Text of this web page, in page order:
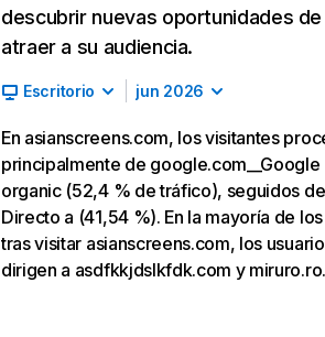
descubrir nuevas oportunidades de
atraer a su audiencia.
Escritorio jun 2026
En asianscreens.com, los visitantes
principalmente de google.com__Google
organic (52,4 % de tráfico), seguidos de
Directo a (41,54 %). En la mayoría de
tras visitar asianscreens.com, los
dirigen a asdfkkjdslkfdk.com y miruro.ro.